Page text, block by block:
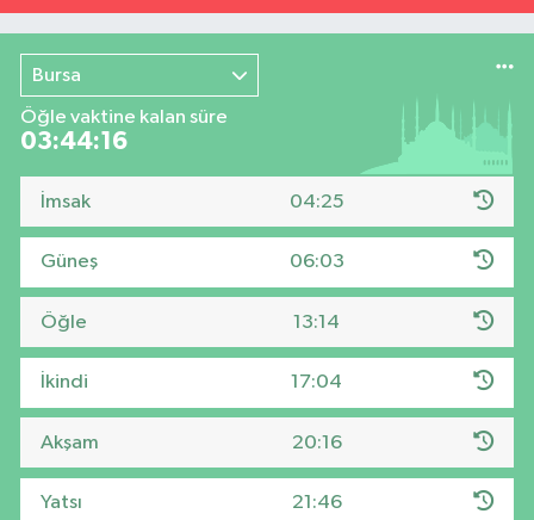
Bursa
Öğle vaktine kalan süre
03:44:15
İmsak 04:25
Güneş 06:03
Öğle 13:14
İkindi 17:04
Akşam 20:16
Yatsı 21:46